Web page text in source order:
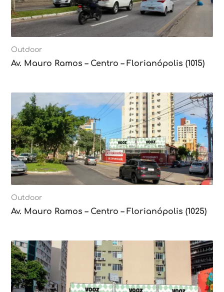
Outdoor
Av. Mauro Ramos – Centro – Florianópolis (1015)
Outdoor
Av. Mauro Ramos – Centro – Florianópolis (1025)